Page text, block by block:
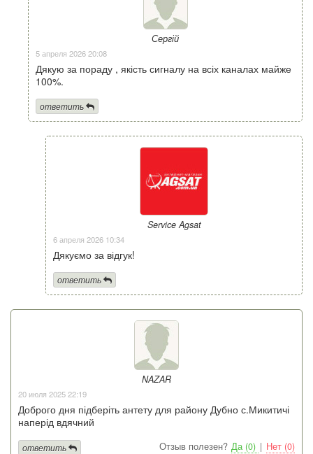
Сергій
5 апреля 2026 20:08
Дякую за пораду , якість сигналу на всіх каналах майже
100%.
ответить
Service Agsat
6 апреля 2026 10:34
Дякуємо за відгук!
ответить
NAZAR
20 июля 2025 22:19
Доброго дня підберіть антету для району Дубно с.Микитичі
наперід вдячний
Отзыв полезен? Да (0) | Нет (0)
ответить